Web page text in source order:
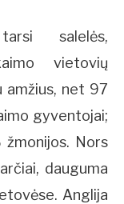
salelės,
vietovių
amžius, net 97
gyventojai;
Nors
dauguma
Anglija